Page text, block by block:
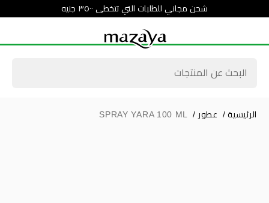
شحن مجاني للطلبات التي تتخطى ٣٥٠٠ جنيه
الرئيسية / عطور /
SPRAY YARA 100 ML